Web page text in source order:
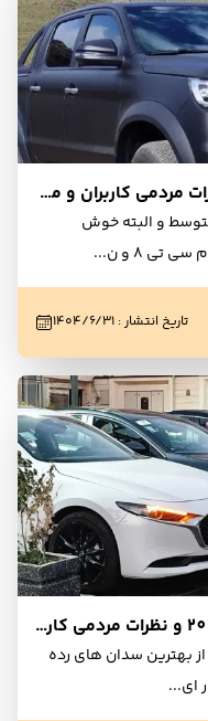
بررسی اجمالی کی ام سی T8 و نظرات مردمی کاربران و مالکان
و البته خوش
تی 8 و ن
...
تاریخ انتشار: ۱۴۰۴/۶/۳۱
بررسی اجمالی مزدا3 جدید مدل 2024 و نظرات مردمی کاربران و مالکان
یکی از بهترین سدان های رده
ای...